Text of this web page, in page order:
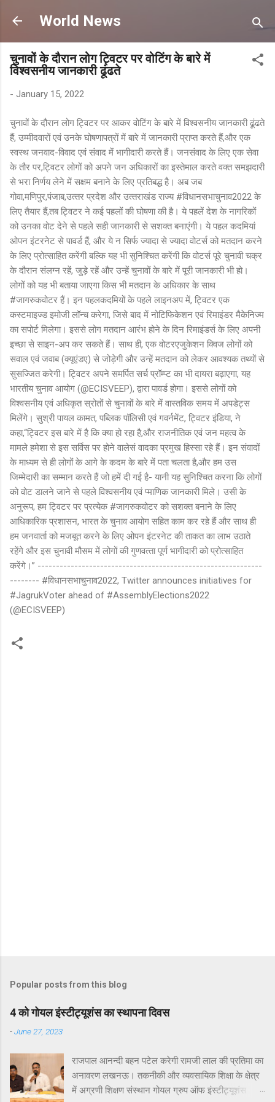
Skip to main content
World News
चुनावों के दौरान लोग ट्विटर पर वोटिंग के बारे में
विश्‍वसनीय जानकारी ढूंढते
- January 15, 2022
चुनावों के दौरान लोग ट्विटर पर आकर वोटिंग के बारे में विश्‍वसनीय जानकारी ढूंढते
हैं, उम्‍मीदवारों एवं उनके घोषणापत्रों में बारे में जानकारी प्राप्‍त करते हैं,और एक
स्‍वस्‍थ जनवाद-विवाद एवं संवाद में भागीदारी करते हैं। जनसंवाद के लिए एक सेवा
के तौर पर,ट्विटर लोगों को अपने जन अधिकारों का इस्‍तेमाल करते वक्‍त समझदारी
से भरा निर्णय लेने में सक्षम बनाने के लिए प्रतिबद्ध है। अब जब
गोवा,मणिपुर,पंजाब,उत्‍तर प्रदेश और उत्‍तराखंड राज्‍य #विधानसभाचुनाव2022 के
लिए तैयार हैं,तब ट्विटर ने कई पहलों की घोषणा की है। ये पहलें देश के नागरिकों
को उनका वोट देने से पहले सही जानकारी से सशक्‍त बनाएंगी। ये पहल कदमियां
ओपन इंटरनेट से पावर्ड हैं, और ये न सिर्फ ज्‍यादा से ज्‍यादा वोटर्स को मतदान करने
के लिए प्रोत्‍साहित करेंगी बल्कि यह भी सुनिश्चित करेंगी कि वोटर्स पूरे चुनावी चक्र
के दौरान संलग्‍न रहें, जुड़े रहें और उन्‍हें चुनावों के बारे में पूरी जानकारी भी हो।
लोगों को यह भी बताया जाएगा किस भी मतदान के अधिकार के साथ
#जागरुकवोटर हैं। इन पहलकदमियों के पहले लाइनअप में, ट्विटर एक
कस्‍टमाइज्‍ड इमोजी लॉन्‍च करेगा, जिसे बाद में नोटिफिकेशन एवं रिमाइंडर मैकेनिज्‍म
का सपोर्ट मिलेगा। इससे लोग मतदान आरंभ होने के दिन रिमाइंडर्स के लिए अपनी
इच्‍छा से साइन-अप कर सकते हैं। साथ ही, एक वोटरएजुकेशन क्विज लोगों को
सवाल एवं जवाब (क्‍यूएंडए) से जोड़ेगी और उन्‍हें मतदान को लेकर आवश्‍यक तथ्‍यों से
सुसज्जित करेगी। ट्विटर अपने समर्पित सर्च प्रॉम्‍प्‍ट का भी दायरा बढ़ाएगा, यह
भारतीय चुनाव आयोग (@ECISVEEP), द्वारा पावर्ड होगा। इससे लोगों को
विश्‍वसनीय एवं अधिकृत स्रोतों से चुनावों के बारे में वास्‍तविक समय में अपडेट्स
मिलेंगे। सुश्री पायल कामत, पब्लिक पॉलिसी एवं गवर्नमेंट, ट्विटर इंडिया, ने
कहा,“ट्विटर इस बारे में है कि क्‍या हो रहा है,और राजनीतिक एवं जन महत्‍व के
मामले हमेशा से इस सर्विस पर होने वालेसं वादका प्रमुख हिस्‍सा रहे हैं। इन संवादों
के माध्‍यम से ही लोगों के आगे के कदम के बारे में पता चलता है,और हम उस
जिम्‍मेदारी का सम्‍मान करते हैं जो हमें दी गई है- यानी यह सुनिश्चित करना कि लोगों
को वोट डालने जाने से पहले विश्‍वसनीय एवं प्माणिक जानकारी मिले। उसी के
अनुरूप, हम ट्विटर पर प्रत्‍येक #जागरुकवोटर को सशक्‍त बनाने के लिए
आधिकारिक प्रशासन, भारत के चुनाव आयोग सहित काम कर रहे हैं और साथ ही
हम जनवार्ता को मजबूत करने के लिए ओपन इंटरनेट की ताकत का लाभ उठाते
रहेंगे और इस चुनावी मौसम में लोगों की गुणवत्‍ता पूर्ण भागीदारी को प्रोत्‍साहित
करेंगे।” -------------------------------------------------------------
-------- #विधानसभाचुनाव2022, Twitter announces initiatives for
#JagrukVoter ahead of #AssemblyElections2022
(@ECISVEEP)
Popular posts from this blog
4 को गोयल इंस्टीट्यूशंस का स्थापना दिवस
-June 27, 2023
राजपाल आनन्दी बहन पटेल करेगी रामजी लाल की प्रतिमा का
अनावरण लखनऊ। तकनीकी और व्यवसायिक शिक्षा के क्षेत्र
में अग्रणी शिक्षण संस्थान गोयल ग्रुप ऑफ इंस्टीट्यूशंस